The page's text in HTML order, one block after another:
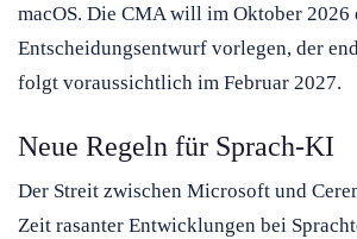
macOS. Die CMA will im Oktober 2026
Entscheidungsentwurf vorlegen, der
folgt voraussichtlich im Februar 2027.
Neue Regeln für Sprach-KI
Der Streit zwischen Microsoft und
Zeit rasanter Entwicklungen bei